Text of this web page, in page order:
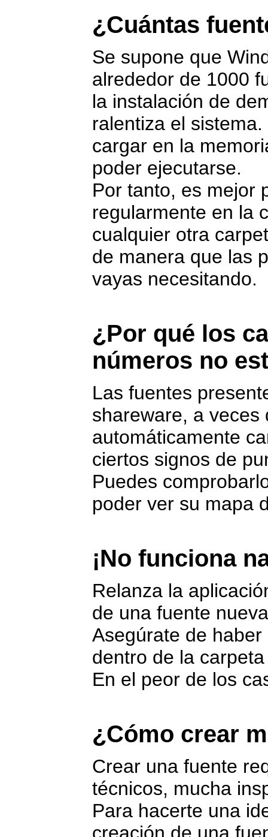
¿Cuántas
Se supone que
alrededor de 1000
la instalación de
ralentiza el
cargar en la
poder ejecutarse.
Por tanto, es mejor
regularmente en la
cualquier otra
de manera que las
vayas necesitando.
¿Por qué los
números no
Las fuentes
shareware, a veces
automáticamente
ciertos signos de
Puedes
poder ver su mapa
¡No funciona
Relanza la
de una fuente
Asegúrate de
dentro de la
En el peor de los
¿Cómo crear
Crear una fuente
técnicos, mucha
Para hacerte una